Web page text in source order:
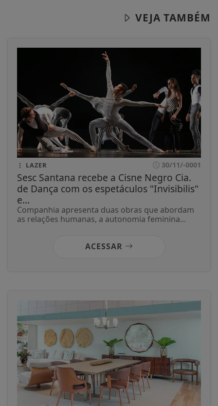
VEJA TAMBÉM
LAZER 30/11/-0001
Sesc Santana recebe a Cisne Negro Cia.
de Dança com os espetáculos "Invisibilis"
e...
Companhia apresenta duas obras que abordam
as relações humanas, a autonomia feminina...
ACESSAR